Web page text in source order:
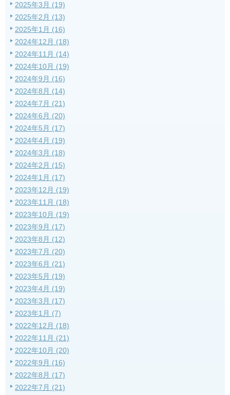
2025年3月 (19)
2025年2月 (13)
2025年1月 (16)
2024年12月 (18)
2024年11月 (14)
2024年10月 (19)
2024年9月 (16)
2024年8月 (14)
2024年7月 (21)
2024年6月 (20)
2024年5月 (17)
2024年4月 (19)
2024年3月 (18)
2024年2月 (15)
2024年1月 (17)
2023年12月 (19)
2023年11月 (18)
2023年10月 (19)
2023年9月 (17)
2023年8月 (12)
2023年7月 (20)
2023年6月 (21)
2023年5月 (19)
2023年4月 (19)
2023年3月 (17)
2023年1月 (7)
2022年12月 (18)
2022年11月 (21)
2022年10月 (20)
2022年9月 (16)
2022年8月 (17)
2022年7月 (21)